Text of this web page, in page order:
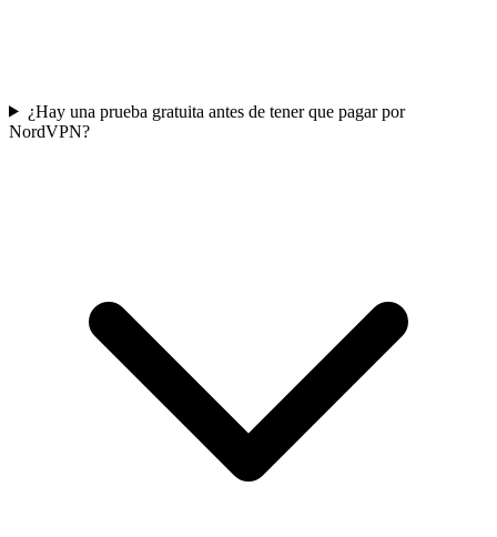
¿Hay una prueba gratuita antes de tener que pagar por
NordVPN?